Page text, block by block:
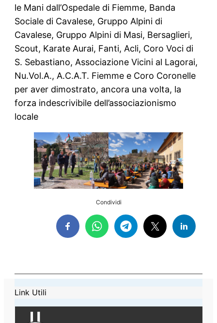
le Mani dall’Ospedale di Fiemme, Banda
Sociale di Cavalese, Gruppo Alpini di
Cavalese, Gruppo Alpini di Masi, Bersaglieri,
Scout, Karate Aurai, Fanti, Acli, Coro Voci di
S. Sebastiano, Associazione Vicini al Lagorai,
Nu.Vol.A., A.C.A.T. Fiemme e Coro Coronelle
per aver dimostrato, ancora una volta, la
forza indescrivibile dell’associazionismo
locale
Condividi
Link Utili